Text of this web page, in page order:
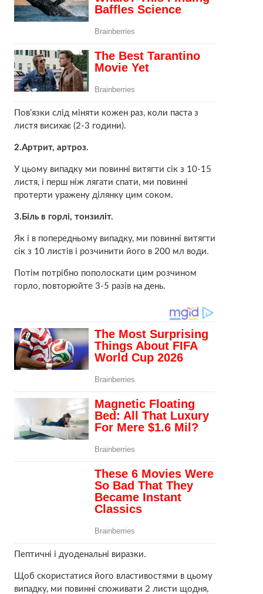
Пов’язки слід міняти кожен раз, коли паста з
листя висихає (2-3 години).
2.Артрит, артроз.
У цьому випадку ми повинні витягти сік з 10-15
листя, і перш ніж лягати спати, ми повинні
протерти уражену ділянку цим соком.
3.Біль в горлі, тонзиліт.
Як і в попередньому випадку, ми повинні витягти
сік з 10 листів і розчинити його в 200 мл води.
Потім потрібно пополоскати цим розчином
горло, повторюйте 3-5 разів на день.
Пептичні і дуоденальні виразки.
Щоб скористатися його властивостями в цьому
випадку, ми повинні споживати 2 листи щодня,